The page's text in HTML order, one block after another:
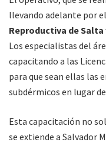
llevando adelante por el
Reproductiva de
Los especialistas del
capacitando a las
para que sean ellas las
subdérmicos en lugar
Esta capacitación no
se extiende a Salvador